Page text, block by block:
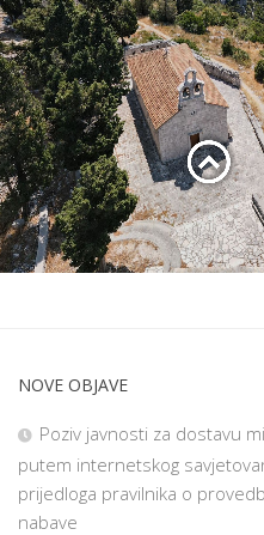
NOVE OBJAVE
Poziv javnosti za dostavu
putem internetskog
prijedloga pravilnika o
nabave